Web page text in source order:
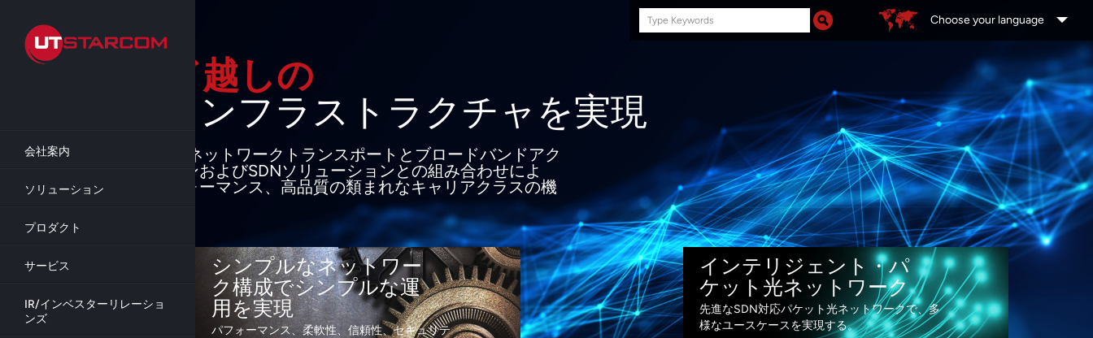
main
content
会社案内
ソリューション
プロダクト
サービス
IR/インベスターリレーショ
ンズ
Search
this
Choose your language
クラウド越しの
インフラストラクチャを実現
最先端のパケットネットワークトランスポートとブロー
ドバンドアクセスソリューションおよびSDNソリューシ
ョンとの組み合わせにより、柔軟性、パフォーマンス、
高品質の類まれなキャリアクラスの機能を提供
シンプルなネットワー
ク構成でシンプルな運
用を実現
パフォーマンス、柔軟性、信頼性、セキュリテ
インテリジェント・パ
ケット光ネットワーク
先進なSDN対応パケット光ネットワークで、多
様なユースケースを実現する。